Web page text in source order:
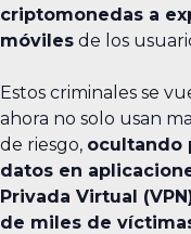
criptomonedas a
móviles de los
Estos criminales se
ahora no solo usan
de riesgo, ocultando
datos en
Privada Virtual
de miles de